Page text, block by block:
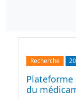
Recherche
du